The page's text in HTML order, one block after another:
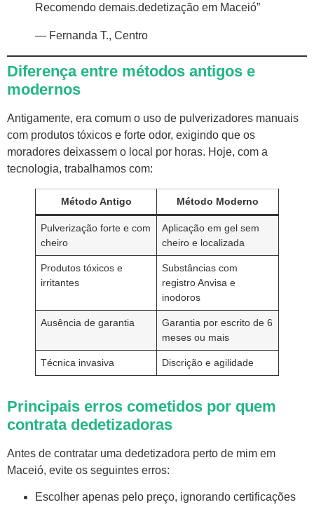
Recomendo demais.dedetização em Maceió”
— Fernanda T., Centro
Diferença entre métodos antigos e
modernos
Antigamente, era comum o uso de pulverizadores manuais
com produtos tóxicos e forte odor, exigindo que os
moradores deixassem o local por horas. Hoje, com a
tecnologia, trabalhamos com:
Método Antigo Método Moderno
Pulverização forte e com
cheiro
Aplicação em gel sem
cheiro e localizada
Produtos tóxicos e
irritantes
Substâncias com
registro Anvisa e
inodoros
Ausência de garantia
Garantia por escrito de 6
meses ou mais
Técnica invasiva Discrição e agilidade
Principais erros cometidos por quem
contrata dedetizadoras
Antes de contratar uma dedetizadora perto de mim em
Maceió, evite os seguintes erros:
Escolher apenas pelo preço, ignorando certificações